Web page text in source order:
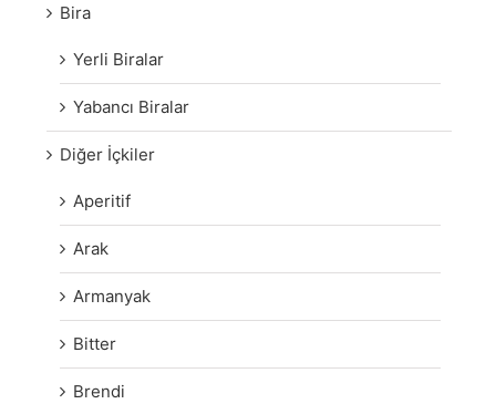
Bira
Yerli Biralar
Yabancı Biralar
Diğer İçkiler
Aperitif
Arak
Armanyak
Bitter
Brendi